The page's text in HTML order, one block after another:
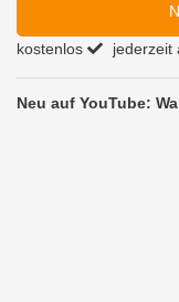
kostenlos jederzeit
Neu auf YouTube: